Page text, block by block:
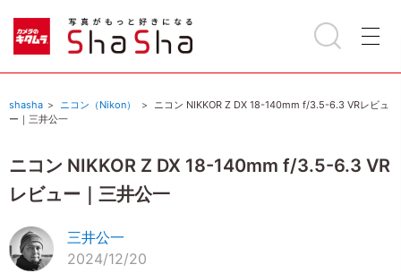
shasha ニコン（Nikon）
ニコン NIKKOR Z DX 18-140mm f/3.5-6.3 VRレビュ
ー｜三井公一
ニコン NIKKOR Z DX 18-140mm f/3.5-6.3 VR
レビュー｜三井公一
三井公一
2024/12/20